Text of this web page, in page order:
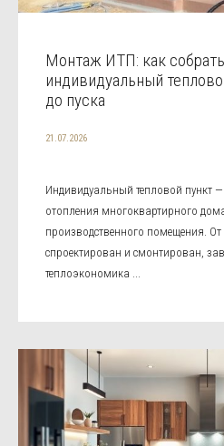
Монтаж ИТП: как
индивидуальный
до пуска
21.07.2026
Индивидуальный тепловой пункт —
отопления многоквартирного
производственного помещения. От
спроектирован и смонтирован,
теплоэкономика ...